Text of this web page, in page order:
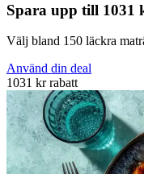
Spara upp till 1031
Välj bland 150 läckra
Använd din deal
1031 kr rabatt